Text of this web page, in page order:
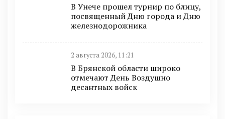
В Унече прошел турнир по блицу,
посвященный Дню города и Дню
железнодорожника
2 августа 2026, 11:21
В Брянской области широко
отмечают День Воздушно
десантных войск